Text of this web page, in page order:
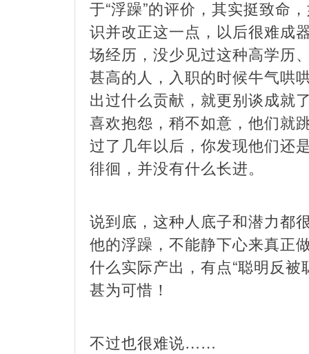
于“浮躁”的评价，其实挺致命
识并改正这一点，以后很难成
场经历，没少见过这种高学历
甚高的人，入职的时候牛气哄
出过什么贡献，就更别谈成就
喜欢抱怨，稍不如意，他们就
过了几年以后，你发现他们还
徘徊，并没有什么长进。
说到底，这种人底子和潜力都
他的浮躁，不能静下心来真正
什么实际产出，有点“聪明反被
甚为可惜！
不过也很难说……